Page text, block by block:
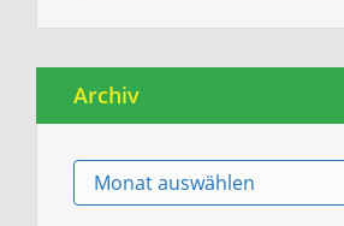
Archiv
Archiv